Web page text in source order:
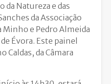
da Natureza e das
da Associação
Minho e Pedro Almeida
Évora. Este painel
Caldas, da Câmara